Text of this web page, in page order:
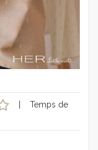
| Temps de